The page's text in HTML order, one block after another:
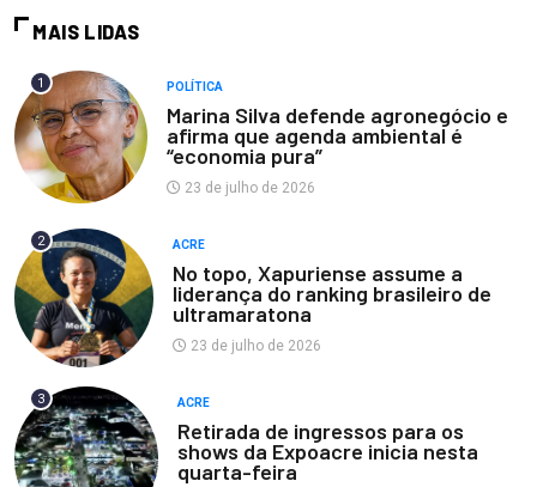
MAIS LIDAS
1 POLÍTICA
Marina Silva defende agronegócio e
afirma que agenda ambiental é
“economia pura”
23 de julho de 2026
2 ACRE
No topo, Xapuriense assume a
liderança do ranking brasileiro de
ultramaratona
23 de julho de 2026
3 ACRE
Retirada de ingressos para os
shows da Expoacre inicia nesta
quarta-feira